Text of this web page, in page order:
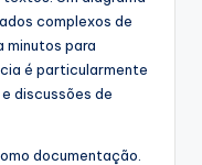
complexos de
minutos para
é particularmente
discussões de
documentação.